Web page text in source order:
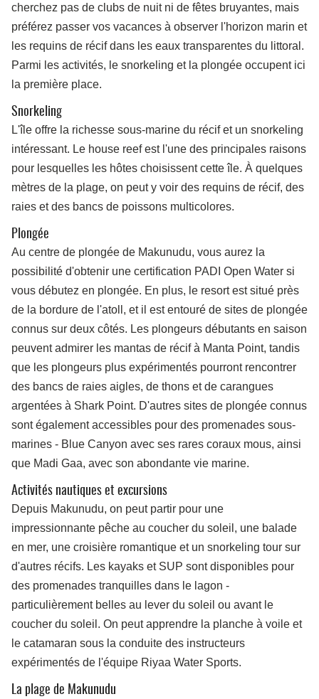
cherchez pas de clubs de nuit ni de fêtes bruyantes, mais
préférez passer vos vacances à observer l'horizon marin et
les requins de récif dans les eaux transparentes du littoral.
Parmi les activités, le snorkeling et la plongée occupent ici
la première place.
Snorkeling
L'île offre la richesse sous-marine du récif et un snorkeling
intéressant. Le house reef est l'une des principales raisons
pour lesquelles les hôtes choisissent cette île. À quelques
mètres de la plage, on peut y voir des requins de récif, des
raies et des bancs de poissons multicolores.
Plongée
Au centre de plongée de Makunudu, vous aurez la
possibilité d'obtenir une certification PADI Open Water si
vous débutez en plongée. En plus, le resort est situé près
de la bordure de l'atoll, et il est entouré de sites de plongée
connus sur deux côtés. Les plongeurs débutants en saison
peuvent admirer les mantas de récif à Manta Point, tandis
que les plongeurs plus expérimentés pourront rencontrer
des bancs de raies aigles, de thons et de carangues
argentées à Shark Point. D'autres sites de plongée connus
sont également accessibles pour des promenades sous-
marines - Blue Canyon avec ses rares coraux mous, ainsi
que Madi Gaa, avec son abondante vie marine.
Activités nautiques et excursions
Depuis Makunudu, on peut partir pour une
impressionnante pêche au coucher du soleil, une balade
en mer, une croisière romantique et un snorkeling tour sur
d'autres récifs. Les kayaks et SUP sont disponibles pour
des promenades tranquilles dans le lagon -
particulièrement belles au lever du soleil ou avant le
coucher du soleil. On peut apprendre la planche à voile et
le catamaran sous la conduite des instructeurs
expérimentés de l'équipe Riyaa Water Sports.
La plage de Makunudu